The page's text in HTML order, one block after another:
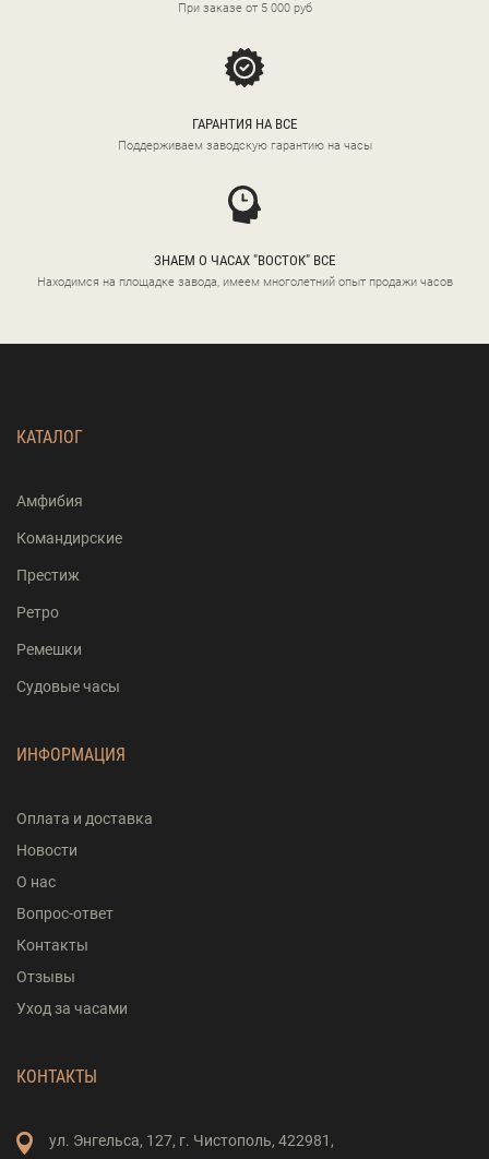
При заказе от 5 000 руб
ГАРАНТИЯ НА ВСЕ
Поддерживаем заводскую гарантию на часы
ЗНАЕМ О ЧАСАХ "ВОСТОК" ВСЕ
Находимся на площадке завода, имеем многолетний опыт продажи часов
КАТАЛОГ
Амфибия
Командирские
Престиж
Ретро
Ремешки
Судовые часы
ИНФОРМАЦИЯ
Оплата и доставка
Новости
О нас
Вопрос-ответ
Контакты
Отзывы
Уход за часами
КОНТАКТЫ
ул. Энгельса, 127, г. Чистополь, 422981,